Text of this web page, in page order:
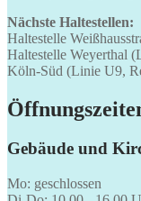
Nächste Haltestellen:
Haltestelle
Haltestelle Weyerthal
Köln-Süd (Linie U9,
Gebäude und
Mo: geschlossen